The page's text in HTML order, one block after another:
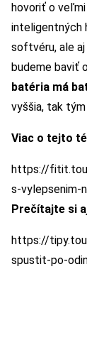
hovoriť o
inteligentných
softvéru, ale aj
budeme baviť
batéria má
vyššia, tak tým
Viac o tejto
https://
s-vylepsenim-
Prečítajte si
https://
spustit-po-